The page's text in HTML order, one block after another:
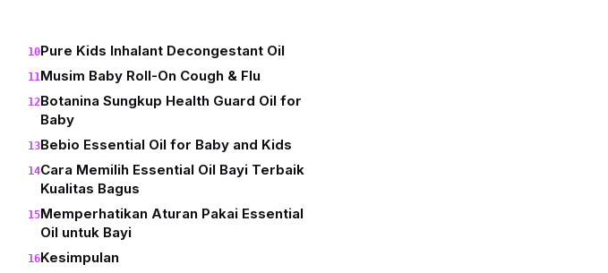
Pure Kids Inhalant Decongestant Oil
Musim Baby Roll-On Cough & Flu
Botanina Sungkup Health Guard Oil for
Baby
Bebio Essential Oil for Baby and Kids
Cara Memilih Essential Oil Bayi Terbaik
Kualitas Bagus
Memperhatikan Aturan Pakai Essential
Oil untuk Bayi
Kesimpulan